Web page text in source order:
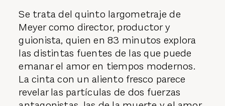
Se trata del quinto largometraje de
Meyer como director, productor y
guionista, quien en 83 minutos explora
las distintas fuentes de las que puede
emanar el amor en tiempos modernos.
La cinta con un aliento fresco parece
revelar las partículas de dos fuerzas